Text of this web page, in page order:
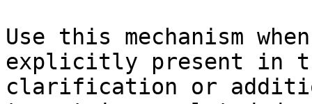
Use this mechanism
explicitly present in
clarification or